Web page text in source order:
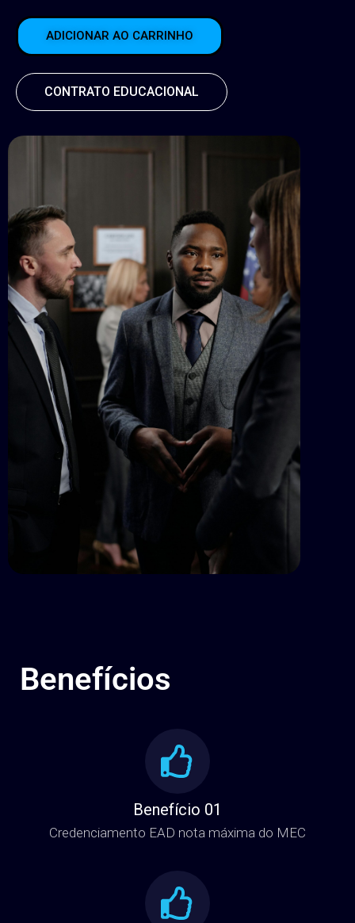
ADICIONAR AO CARRINHO
CONTRATO EDUCACIONAL
Benefícios
Benefício 01
Credenciamento EAD nota máxima do MEC